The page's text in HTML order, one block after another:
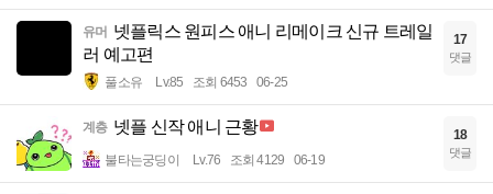
유머 넷플릭스 원피스 애니 리메이크 신규 트레일
러 예고편
풀소유 Lv.85 조회 6453 06-25
17
댓글
계층 넷플 신작 애니 근황
불타는궁딩이 Lv.76 조회 4129 06-19
18
댓글